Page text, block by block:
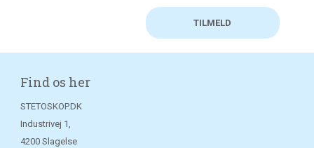
Find os her
STETOSKOP.DK
Industrivej 1,
4200 Slagelse